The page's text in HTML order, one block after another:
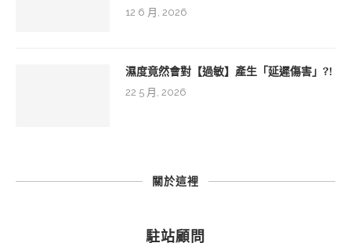
12 6 月, 2026
濕度竟然會對【過敏】產生「延遲傷害」?!
22 5 月, 2026
關於這裡
駐站顧問